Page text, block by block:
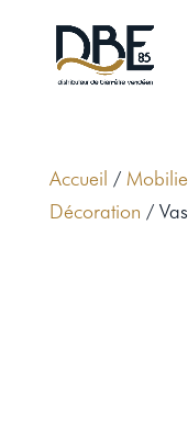
Accueil /
Décoration /